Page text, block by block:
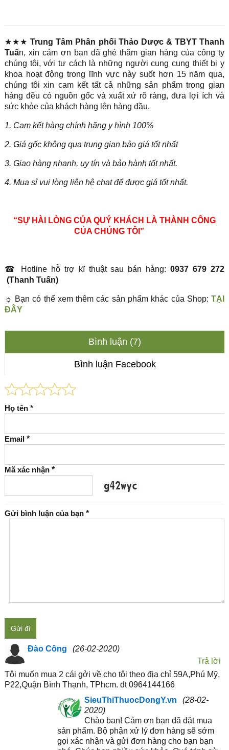
★★★Trung Tâm Phân phối Thảo Dược & TBYT Thanh
Tuấn, xin cảm ơn bạn đã ghé thăm gian hàng của công ty
chúng tôi, với tư cách là những người cung cung thiết bị y
khoa hoạt động trong lĩnh vực này suốt hơn 15 năm qua,
chúng tôi xin cam kết tất cả những sản phẩm trong gian
hàng đều có nguồn gốc và xuất xứ rõ ràng, đưa lợi ích và
sức khỏe của khách hàng lên hàng đầu.
1. Cam kết hàng chính hãng y hình 100%
2. Giá gốc không qua trung gian bảo giá tốt nhất
3. Giao hàng nhanh, uy tín và bảo hành tốt nhất.
4. Mua sỉ vui lòng liên hệ chat để được giá tốt nhất.
“SỰ HÀI LÒNG CỦA QUÝ KHÁCH LÀ THÀNH CÔNG
CỦA CHÚNG TÔI”
☎ Hotline hỗ trợ kĩ thuật sau bán hàng:0937 679 272
(Thanh Tuấn)
☼ Bạn có thể xem thêm các sản phẩm khác của Shop:TẠI
ĐÂY
Bình luận (7)
Bình luận Facebook
Họ tên *
Email *
Mã xác nhận *
Gửi bình luận của bạn *
Gửi đi
Đào Công
(26-02-2020)
Trả lời
Tôi muốn mua 2 cái gởi về cho tôi theo địa chỉ 59A,Phú Mỹ,
P22,Quận Bình Thạnh, TPhcm. đt 0964144166
SieuThiThuocDongY.vn
(28-02-
2020)
Chào ban! Cảm ơn bạn đã đặt mua
sản phẩm. Bộ phận xử lý đơn hàng sẽ sớm
gọi xác nhận và gửi đơn hàng cho bạn bạn